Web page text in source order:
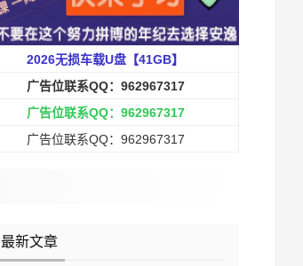
2026无损车载U盘【41GB】
广告位联系QQ：962967317
广告位联系QQ：962967317
广告位联系QQ：962967317
最新文章